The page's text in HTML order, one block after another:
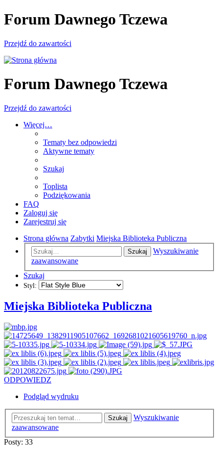
Forum Dawnego Tczewa
Przejdź do zawartości
Forum Dawnego Tczewa
Przejdź do zawartości
Więcej…
Tematy bez odpowiedzi
Aktywne tematy
Szukaj
Toplista
Podziękowania
FAQ
Zaloguj się
Zarejestruj się
Strona główna Zabytki Miejska Biblioteka Publiczna
Szukaj
Wyszukiwanie
zaawansowane
Szukaj
Styl:
Miejska Biblioteka Publiczna
ODPOWIEDZ
Podgląd wydruku
Szukaj
Wyszukiwanie
zaawansowane
Posty: 33